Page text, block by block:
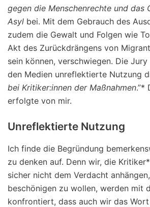
gegen die Menschenrechte und das
Asyl bei. Mit dem Gebrauch des
zudem die Gewalt und Folgen wie
Akt des Zurückdrängens von
sein können, verschwiegen. Die
den Medien unreflektierte Nutzung
bei Kritiker:innen der Maßnahmen.”*
erfolgte von mir.
Unreflektierte Nutzung
Ich finde die Begründung
zu denken auf. Denn wir, die
sicher nicht dem Verdacht
beschönigen zu wollen, werden mit
konfrontiert, dass auch wir das